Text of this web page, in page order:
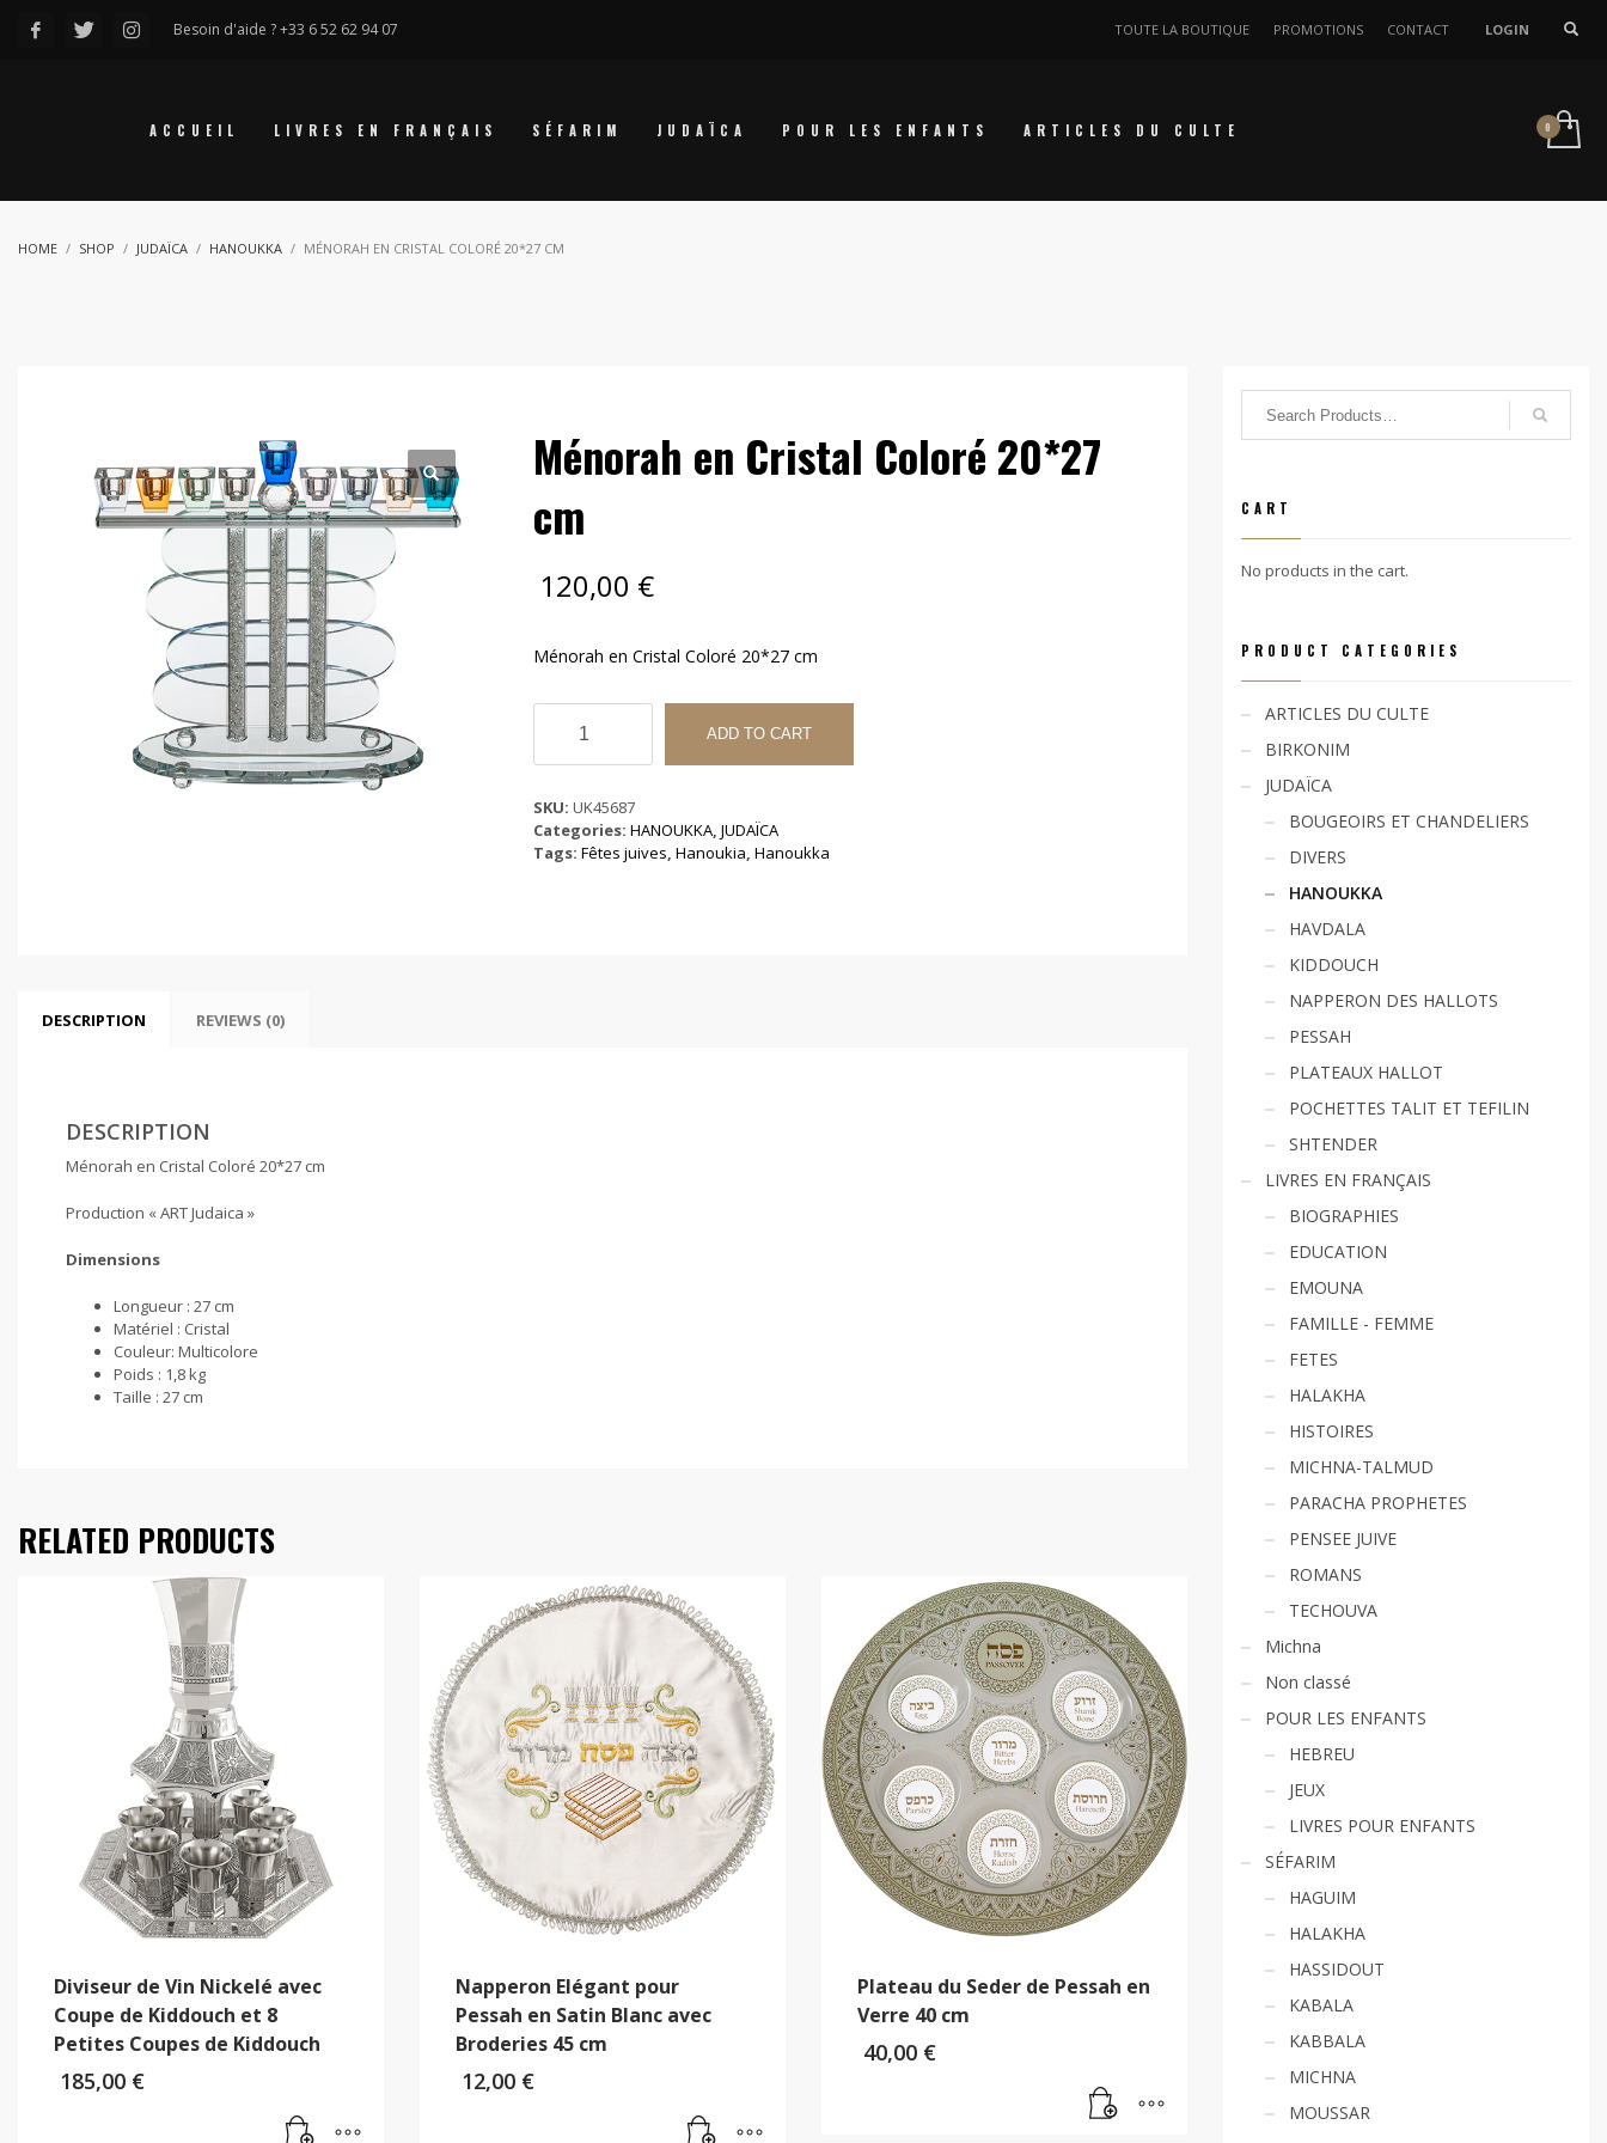
Besoin d'aide ? +33 6 52 62 94 07 TOUTE LA BOUTIQUE PROMOTIONS CONTACT LOGIN
ACCUEIL LIVRES EN FRANÇAIS SÉFARIM JUDAÏCA POUR LES ENFANTS ARTICLES DU CULTE
HOME SHOP JUDAÏCA HANOUKKA MÉNORAH EN CRISTAL COLORÉ 20*27 CM
Ménorah en Cristal Coloré 20*27
cm
120,00 €
Ménorah en Cristal Coloré 20*27 cm
Ménorah
Cristal
20*27
cm
quantity
ADD TO CART
SKU: UK45687
Categories: HANOUKKA, JUDAÏCA
Tags: Fêtes juives, Hanoukia, Hanoukka
DESCRIPTION REVIEWS (0)
DESCRIPTION
Ménorah en Cristal Coloré 20*27 cm
Production « ART Judaica »
Dimensions
Longueur : 27 cm
Matériel : Cristal
Couleur: Multicolore
Poids : 1,8 kg
Taille : 27 cm
RELATED PRODUCTS
Diviseur de Vin Nickelé avec
Coupe de Kiddouch et 8
Petites Coupes de Kiddouch
185,00 €
Napperon Elégant pour
Pessah en Satin Blanc avec
Broderies 45 cm
12,00 €
Plateau du Seder de Pessah en
Verre 40 cm
40,00 €
CART
No products in the cart.
PRODUCT CATEGORIES
ARTICLES DU CULTE
BIRKONIM
JUDAÏCA
BOUGEOIRS ET CHANDELIERS
DIVERS
HANOUKKA
HAVDALA
KIDDOUCH
NAPPERON DES HALLOTS
PESSAH
PLATEAUX HALLOT
POCHETTES TALIT ET TEFILIN
SHTENDER
LIVRES EN FRANÇAIS
BIOGRAPHIES
EDUCATION
EMOUNA
FAMILLE - FEMME
FETES
HALAKHA
HISTOIRES
MICHNA-TALMUD
PARACHA PROPHETES
PENSEE JUIVE
ROMANS
TECHOUVA
Michna
Non classé
POUR LES ENFANTS
HEBREU
JEUX
LIVRES POUR ENFANTS
SÉFARIM
HAGUIM
HALAKHA
HASSIDOUT
KABALA
KABBALA
MICHNA
MOUSSAR